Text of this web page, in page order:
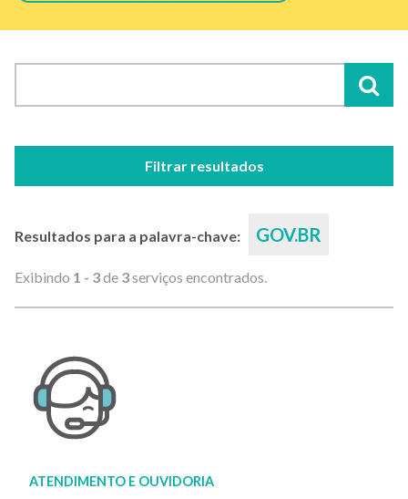
Filtrar resultados
Resultados para a palavra-chave: GOV.BR
Exibindo 1 - 3de 3serviços encontrados.
ATENDIMENTO E OUVIDORIA